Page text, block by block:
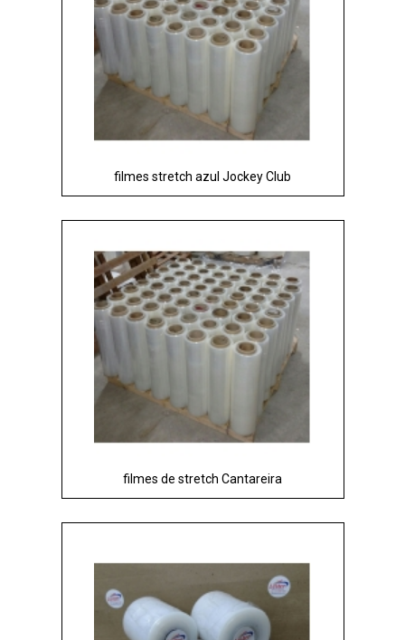
filmes stretch azul Jockey Club
filmes de stretch Cantareira